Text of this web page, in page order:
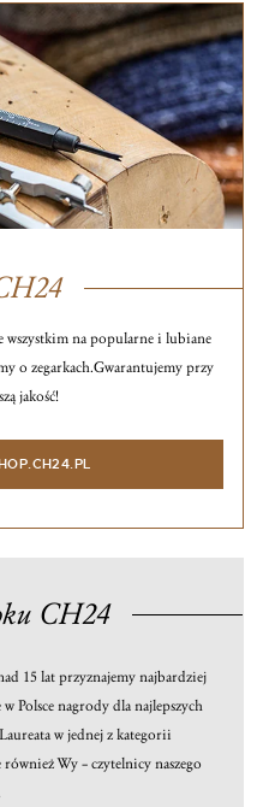
wszystkim na popularne i lubiane
o zegarkach.Gwarantujemy przy
jakość!
CH24
15 lat przyznajemy najbardziej
w Polsce nagrody dla najlepszych
w jednej z kategorii
również Wy – czytelnicy naszego